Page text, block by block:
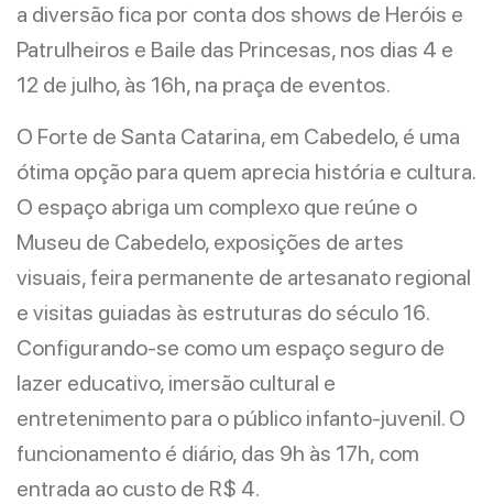
a diversão fica por conta dos shows de Heróis e
Patrulheiros e Baile das Princesas, nos dias 4 e
12 de julho, às 16h, na praça de eventos.
O Forte de Santa Catarina, em Cabedelo, é uma
ótima opção para quem aprecia história e cultura.
O espaço abriga um complexo que reúne o
Museu de Cabedelo, exposições de artes
visuais, feira permanente de artesanato regional
e visitas guiadas às estruturas do século 16.
Configurando-se como um espaço seguro de
lazer educativo, imersão cultural e
entretenimento para o público infanto-juvenil. O
funcionamento é diário, das 9h às 17h, com
entrada ao custo de R$ 4.